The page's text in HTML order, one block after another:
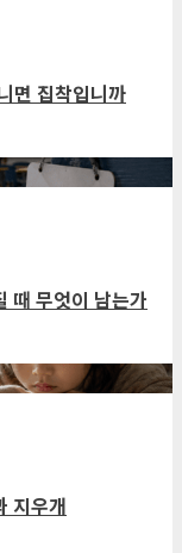
면 집착입니까
때 무엇이 남는가
지우개